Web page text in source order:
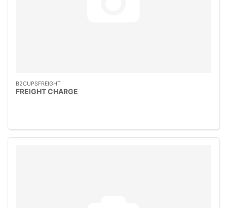
B2CUPSFREIGHT
FREIGHT CHARGE